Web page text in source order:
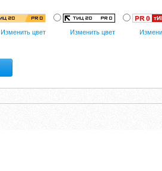
Изменить цвет Изменить цвет